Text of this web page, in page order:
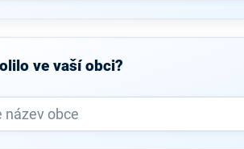
ve vaší obci?